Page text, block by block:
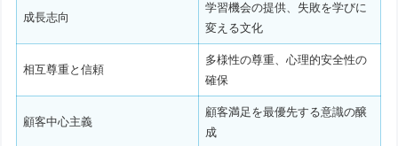
成長志向
学習機会の提供、失敗を学びに
変える文化
相互尊重と信頼
多様性の尊重、心理的安全性の
確保
顧客中心主義
顧客満足を最優先する意識の醸
成